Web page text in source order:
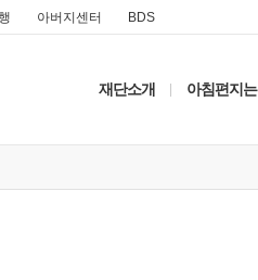
아버지센터 BDS
재단소개 아침편지는